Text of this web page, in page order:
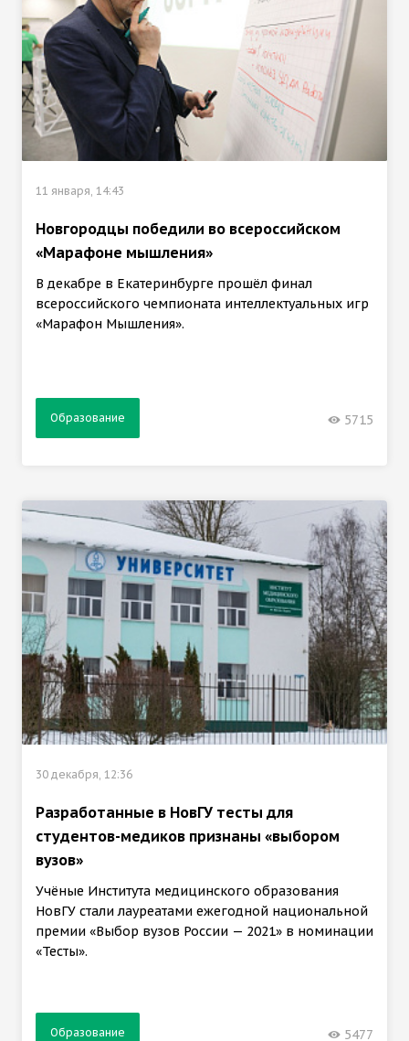
11 января, 14:43
Новгородцы победили во всероссийском
«Марафоне мышления»
В декабре в Екатеринбурге прошёл финал
всероссийского чемпионата интеллектуальных игр
«Марафон Мышления».
Образование 5715
30 декабря, 12:36
Разработанные в НовГУ тесты для
студентов-медиков признаны «выбором
вузов»
Учёные Института медицинского образования
НовГУ стали лауреатами ежегодной национальной
премии «Выбор вузов России — 2021» в номинации
«Тесты».
Образование 5477